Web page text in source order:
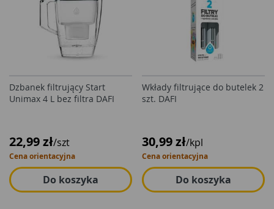
Dzbanek filtrujący Start
Unimax 4 L bez filtra DAFI
22,99 zł/szt
Cena orientacyjna
Do koszyka
Wkłady filtrujące do butelek 2
szt. DAFI
30,99 zł/kpl
Cena orientacyjna
Do koszyka